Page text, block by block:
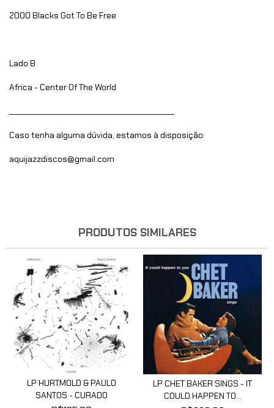
2000 Blacks Got To Be Free
Lado B
Africa - Center Of The World
Caso tenha alguma dúvida, estamos à disposição:
aquijazzdiscos@gmail.com
PRODUTOS SIMILARES
LP HURTMOLD & PAULO
SANTOS - CURADO
LP CHET BAKER SINGS - IT
COULD HAPPEN TO...